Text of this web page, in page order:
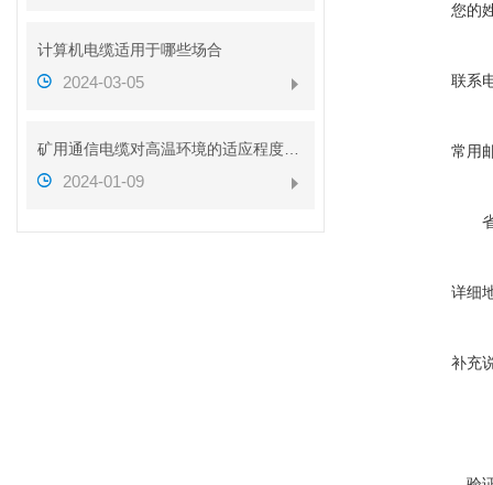
计算机电缆适用于哪些场合
2024-03-05
2024-01-09
您的
联系
常用
详细
补充